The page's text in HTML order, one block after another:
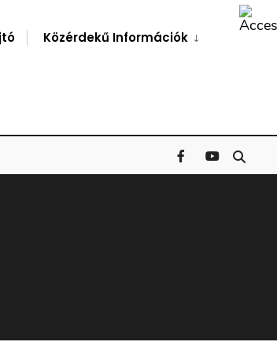
Közérdekű Információk
Window